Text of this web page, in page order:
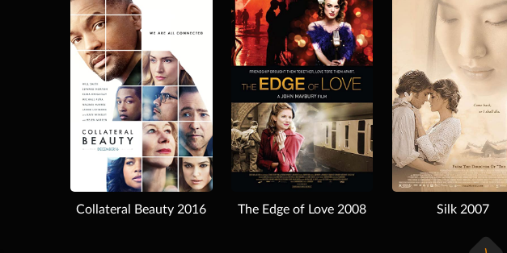
Download
Download
Silk 2007
Download
The Edge of Love 2008
Collateral Beauty 2016